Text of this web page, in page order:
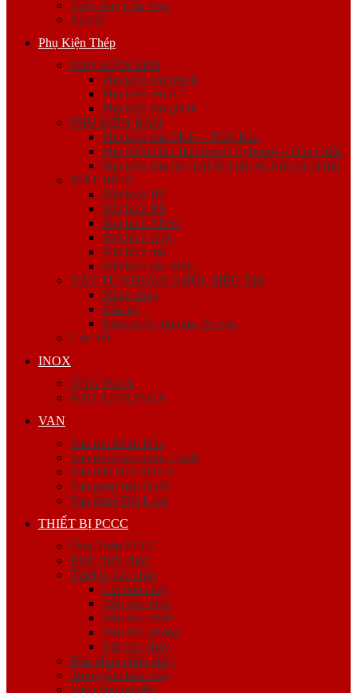
Thép Ray Cầu Trục
Xà Gồ
Phụ Kiện Thép
PHỤ KIỆN REN
Phụ kiện ren Mech
Phụ kiện ren K1
Phụ kiện ren giá rẻ
PHỤ KIỆN HÀN
Phụ kiện hàn FKK – Nhật Bản
Phụ Kiện Hàn Jinil bend (Dybend) – Hàn Quốc
Phụ kiện hàn SCH20 SCH40 SCH80 SCH160
MẶT BÍCH
Mặt bích JIS
Mặt bích BS
Mặt bích ANSI
Mặt bích DIN
Mặt bích mù
Mặt bích gia công
VẬT TƯ KHOAN NHỒI, SIÊU ÂM
Măng sông
Nắp bịt
Kẽm buộc, bulong, ốc viss
Cóc nối
INOX
ỐNG INOX
PHỤ KIỆN INOX
VAN
Van ren Minh Hòa
Van ren Giacomini – Italy
Van mặt bích Shin Yi
Van gang hàn Quốc
Van gang Đài Loan
THIẾT BỊ PCCC
Ống Thép PCCC
Bình chữa cháy
Thiết bị báo cháy
Còi báo cháy
Đầu báo khói
Đầu báo nhiệt
Đèn báo phòng
Nút báo cháy
Đầu phun chữa cháy
Trung tâm báo cháy
Van công nghiệp